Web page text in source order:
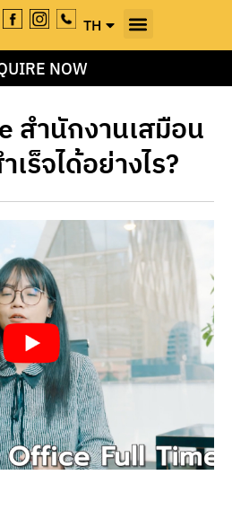
TH
EN
NOW
สำนักงานเสมือน
ร็จได้อย่างไร?